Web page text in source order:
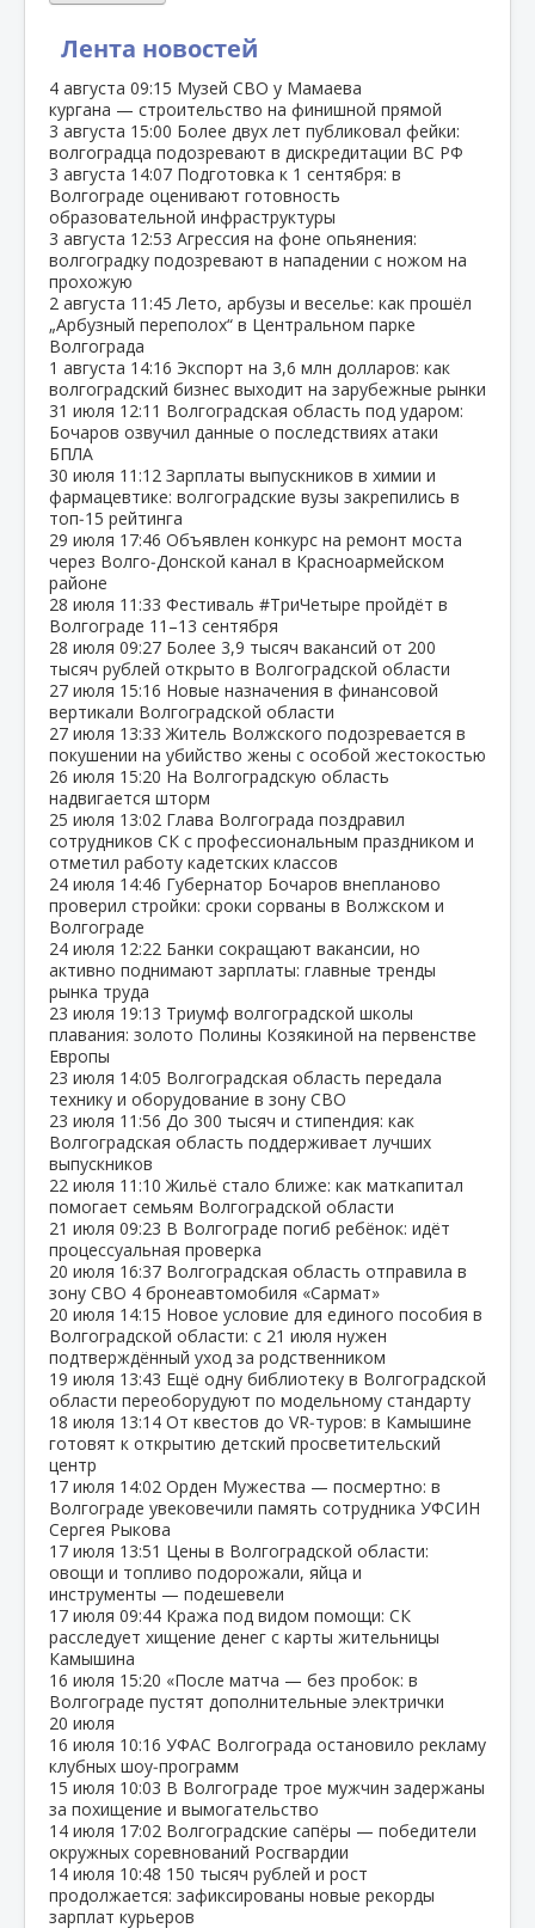
Лента новостей
4 августа 09:15 Музей СВО у Мамаева
кургана — строительство на финишной прямой
3 августа 15:00 Более двух лет публиковал фейки:
волгоградца подозревают в дискредитации ВС РФ
3 августа 14:07 Подготовка к 1 сентября: в
Волгограде оценивают готовность
образовательной инфраструктуры
3 августа 12:53 Агрессия на фоне опьянения:
волгоградку подозревают в нападении с ножом на
прохожую
2 августа 11:45 Лето, арбузы и веселье: как прошёл
„Арбузный переполох“ в Центральном парке
Волгограда
1 августа 14:16 Экспорт на 3,6 млн долларов: как
волгоградский бизнес выходит на зарубежные рынки
31 июля 12:11 Волгоградская область под ударом:
Бочаров озвучил данные о последствиях атаки
БПЛА
30 июля 11:12 Зарплаты выпускников в химии и
фармацевтике: волгоградские вузы закрепились в
топ‑15 рейтинга
29 июля 17:46 Объявлен конкурс на ремонт моста
через Волго‑Донской канал в Красноармейском
районе
28 июля 11:33 Фестиваль #ТриЧетыре пройдёт в
Волгограде 11–13 сентября
28 июля 09:27 Более 3,9 тысяч вакансий от 200
тысяч рублей открыто в Волгоградской области
27 июля 15:16 Новые назначения в финансовой
вертикали Волгоградской области
27 июля 13:33 Житель Волжского подозревается в
покушении на убийство жены с особой жестокостью
26 июля 15:20 На Волгоградскую область
надвигается шторм
25 июля 13:02 Глава Волгограда поздравил
сотрудников СК с профессиональным праздником и
отметил работу кадетских классов
24 июля 14:46 Губернатор Бочаров внепланово
проверил стройки: сроки сорваны в Волжском и
Волгограде
24 июля 12:22 Банки сокращают вакансии, но
активно поднимают зарплаты: главные тренды
рынка труда
23 июля 19:13 Триумф волгоградской школы
плавания: золото Полины Козякиной на первенстве
Европы
23 июля 14:05 Волгоградская область передала
технику и оборудование в зону СВО
23 июля 11:56 До 300 тысяч и стипендия: как
Волгоградская область поддерживает лучших
выпускников
22 июля 11:10 Жильё стало ближе: как маткапитал
помогает семьям Волгоградской области
21 июля 09:23 В Волгограде погиб ребёнок: идёт
процессуальная проверка
20 июля 16:37 Волгоградская область отправила в
зону СВО 4 бронеавтомобиля «Сармат»
20 июля 14:15 Новое условие для единого пособия в
Волгоградской области: с 21 июля нужен
подтверждённый уход за родственником
19 июля 13:43 Ещё одну библиотеку в Волгоградской
области переоборудуют по модельному стандарту
18 июля 13:14 От квестов до VR‑туров: в Камышине
готовят к открытию детский просветительский
центр
17 июля 14:02 Орден Мужества — посмертно: в
Волгограде увековечили память сотрудника УФСИН
Сергея Рыкова
17 июля 13:51 Цены в Волгоградской области:
овощи и топливо подорожали, яйца и
инструменты — подешевели
17 июля 09:44 Кража под видом помощи: СК
расследует хищение денег с карты жительницы
Камышина
16 июля 15:20 «После матча — без пробок: в
Волгограде пустят дополнительные электрички
20 июля
16 июля 10:16 УФАС Волгограда остановило рекламу
клубных шоу‑программ
15 июля 10:03 В Волгограде трое мужчин задержаны
за похищение и вымогательство
14 июля 17:02 Волгоградские сапёры — победители
окружных соревнований Росгвардии
14 июля 10:48 150 тысяч рублей и рост
продолжается: зафиксированы новые рекорды
зарплат курьеров